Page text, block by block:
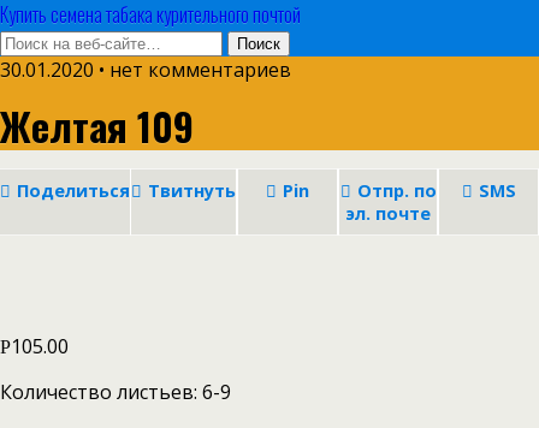
Купить семена табака курительного почтой
30.01.2020 • нет комментариев
Желтая 109
Поделиться Твитнуть Pin
Отпр. по
эл. почте
SMS
Р105.00
Количество листьев: 6-9